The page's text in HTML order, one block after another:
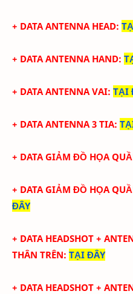
+ DATA ANTENNA HEAD:
+ DATA ANTENNA HAND:
+ DATA ANTENNA VAI: TẠI
+ DATA ANTENNA 3 TIA:
+ DATA GIẢM ĐỒ HỌA
+ DATA GIẢM ĐỒ HỌA
ĐÂY
+ DATA HEADSHOT +
THÂN TRÊN: TẠI ĐÂY
+ DATA HEADSHOT +